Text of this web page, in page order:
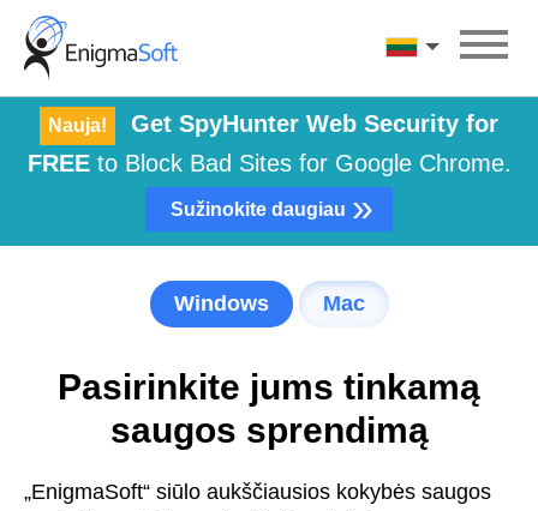
Skip
content
Lietuvių
Nauja!
Get SpyHunter Web Security for
FREEto Block Bad Sites for Google Chrome.
Sužinokite daugiau »
Windows Mac
Pasirinkite jums tinkamą
saugos sprendimą
„EnigmaSoft“ siūlo aukščiausios kokybės saugos